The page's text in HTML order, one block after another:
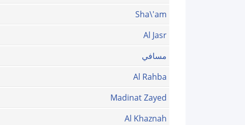
Sha\'am
Al Jasr
مسافي
Al Rahba
Madinat Zayed
Al Khaznah